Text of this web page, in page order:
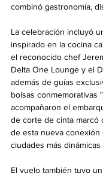
combinó gastronomía,
La celebración incluyó
inspirado en la cocina
el reconocido chef
Delta One Lounge y el
además de guías
bolsas conmemorativas
acompañaron el
de corte de cinta marcó
de esta nueva conexión
ciudades más
El vuelo también tuvo